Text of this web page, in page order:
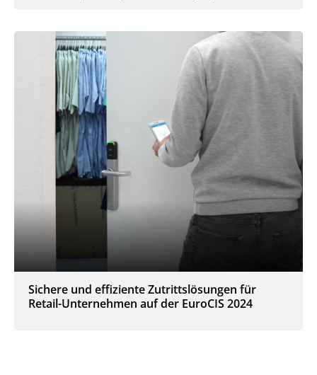
Sichere und effiziente Zutrittslösungen für
Retail-Unternehmen auf der EuroCIS 2024